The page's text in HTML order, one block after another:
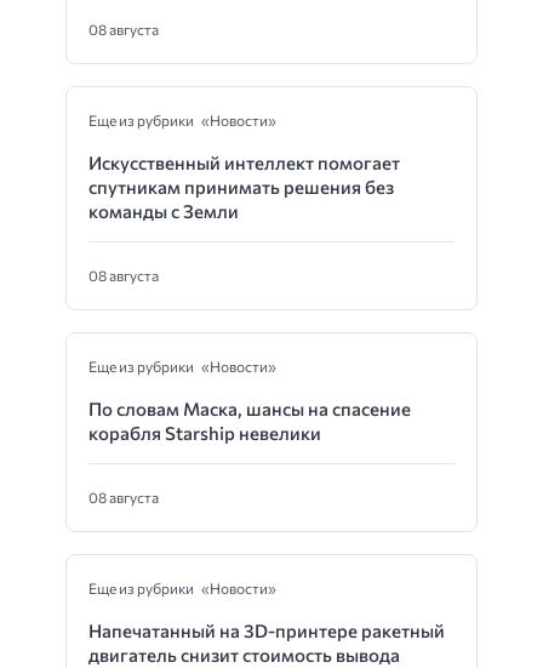
08 августа
Еще из рубрики «Новости»
Искусственный интеллект помогает
спутникам принимать решения без
команды с Земли
08 августа
Еще из рубрики «Новости»
По словам Маска, шансы на спасение
корабля Starship невелики
08 августа
Еще из рубрики «Новости»
Напечатанный на 3D-принтере ракетный
двигатель снизит стоимость вывода